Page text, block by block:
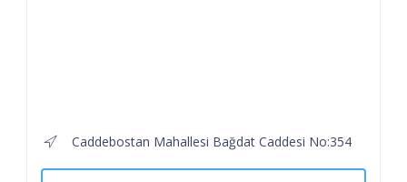
Caddebostan Mahallesi Bağdat Caddesi No:354